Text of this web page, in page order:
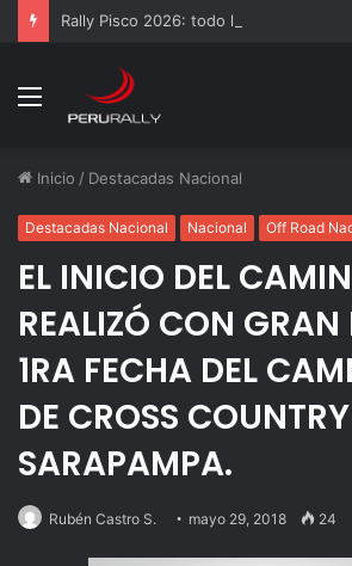
Rally Pisco 2026: todo listo para la gran
Menú
Inicio / Destacadas Nacional
Destacadas Nacional Nacional Off Road
EL INICIO DEL
REALIZÓ CON GRAN
1RA FECHA DEL
DE CROSS
SARAPAMPA.
Rubén Castro S. mayo 29, 2018 24